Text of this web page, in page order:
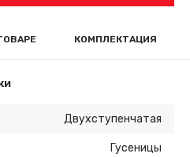
КОМПЛЕКТАЦИЯ
Двухступенчатая
Гусеницы